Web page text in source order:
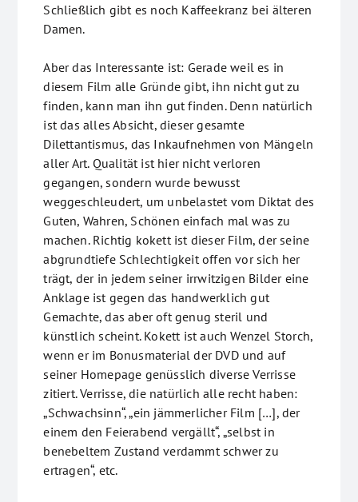
Schließlich gibt es noch Kaffeekranz bei älteren
Damen.
Aber das Interessante ist: Gerade weil es in
diesem Film alle Gründe gibt, ihn nicht gut zu
finden, kann man ihn gut finden. Denn natürlich
ist das alles Absicht, dieser gesamte
Dilettantismus, das Inkaufnehmen von Mängeln
aller Art. Qualität ist hier nicht verloren
gegangen, sondern wurde bewusst
weggeschleudert, um unbelastet vom Diktat des
Guten, Wahren, Schönen einfach mal was zu
machen. Richtig kokett ist dieser Film, der seine
abgrundtiefe Schlechtigkeit offen vor sich her
trägt, der in jedem seiner irrwitzigen Bilder eine
Anklage ist gegen das handwerklich gut
Gemachte, das aber oft genug steril und
künstlich scheint. Kokett ist auch Wenzel Storch,
wenn er im Bonusmaterial der DVD und auf
seiner Homepage genüsslich diverse Verrisse
zitiert. Verrisse, die natürlich alle recht haben:
„Schwachsinn“, „ein jämmerlicher Film […], der
einem den Feierabend vergällt“, „selbst in
benebeltem Zustand verdammt schwer zu
ertragen“, etc.